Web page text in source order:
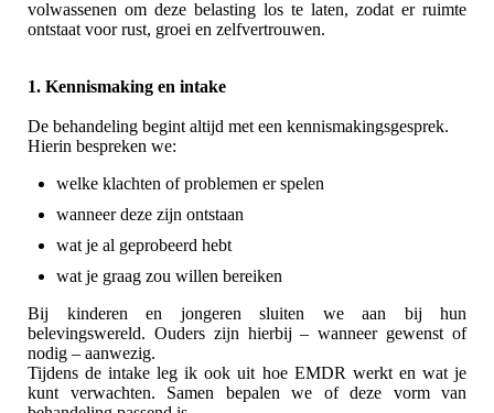
volwassenen om deze belasting los te laten, zodat er ruimte
ontstaat voor rust, groei en zelfvertrouwen.
1. Kennismaking en intake
De behandeling begint altijd met een kennismakingsgesprek.
Hierin bespreken we:
welke klachten of problemen er spelen
wanneer deze zijn ontstaan
wat je al geprobeerd hebt
wat je graag zou willen bereiken
Bij kinderen en jongeren sluiten we aan bij hun
belevingswereld. Ouders zijn hierbij – wanneer gewenst of
nodig – aanwezig.
Tijdens de intake leg ik ook uit hoe EMDR werkt en wat je
kunt verwachten. Samen bepalen we of deze vorm van